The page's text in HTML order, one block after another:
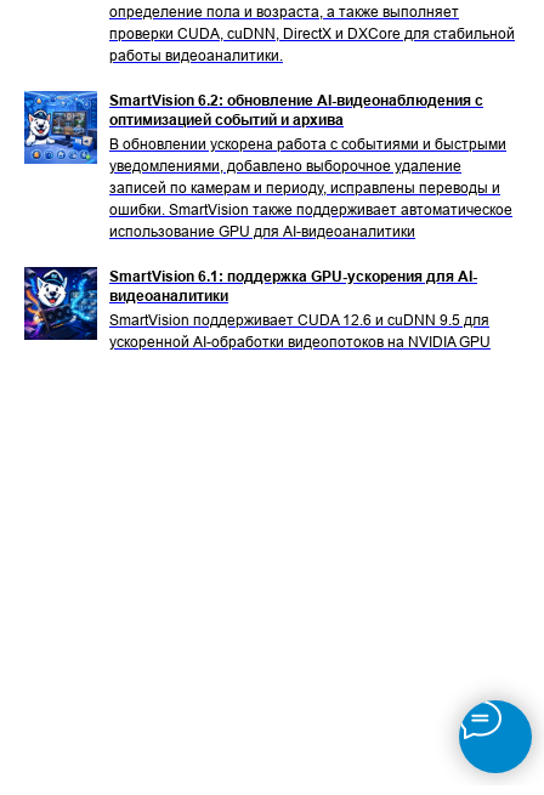
определение пола и возраста, а также выполняет
проверки CUDA, cuDNN, DirectX и DXCore для стабильной
работы видеоаналитики.
SmartVision 6.2: обновление AI-видеонаблюдения с
оптимизацией событий и архива
В обновлении ускорена работа с событиями и быстрыми
уведомлениями, добавлено выборочное удаление
записей по камерам и периоду, исправлены переводы и
ошибки. SmartVision также поддерживает автоматическое
использование GPU для AI-видеоаналитики
SmartVision 6.1: поддержка GPU-ускорения для AI-
видеоаналитики
SmartVision поддерживает CUDA 12.6 и cuDNN 9.5 для
ускоренной AI-обработки видеопотоков на NVIDIA GPU